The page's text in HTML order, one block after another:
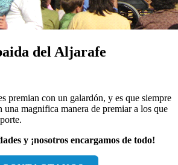
del Aljarafe
premian con un galardón, y es que siempre
una magnifica manera de premiar a los que
y ¡nosotros encargamos de todo!